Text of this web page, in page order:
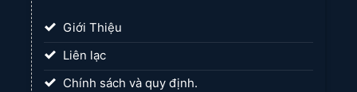
Giới Thiệu
Liên lạc
Chính sách và quy định.